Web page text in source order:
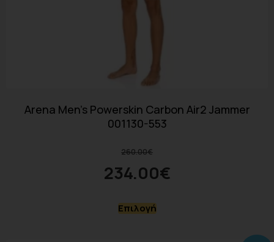
Arena Men’s Powerskin Carbon Air2 Jammer
001130-553
260.00€
234.00€
Επιλογή